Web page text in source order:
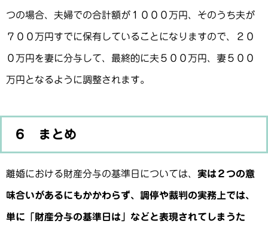
つの場合、夫婦での合計額が１０００万円、そのうち夫が
７００万円すでに保有していることになりますので、２０
０万円を妻に分与して、最終的に夫５００万円、妻５００
万円となるように調整されます。
６ まとめ
離婚における財産分与の基準日については、 実は２つの意
味合いがあるにもかかわらず、調停や裁判の実務上では、
単に「財産分与の基準日は」などと表現されてしまうた